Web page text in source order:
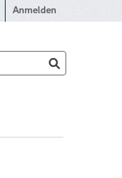
Anmelden